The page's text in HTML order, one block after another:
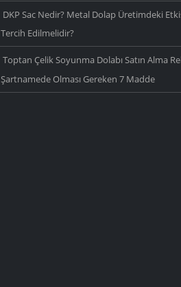
DKP Sac Nedir? Metal Dolap Üretimdeki
Tercih Edilmelidir?
Toptan Çelik Soyunma Dolabı Satın Alma
Şartnamede Olması Gereken 7 Madde